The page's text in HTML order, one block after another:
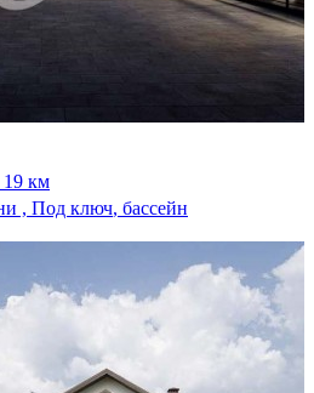
19 км
, Под ключ, бассейн